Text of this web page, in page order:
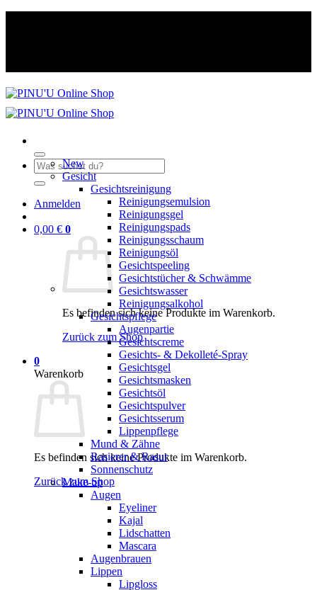
Suche
nach:
Anmelden
0,00 € 0
Es befinden sich keine Produkte im Warenkorb.
Zurück zum Shop
0
Warenkorb
Es befinden sich keine Produkte im Warenkorb.
Zurück zum Shop
New
Gesicht
Gesichtsreinigung
Reinigungsemulsion
Reinigungsgel
Reinigungspads
Reinigungsschaum
Reinigungsöl
Gesichtspeeling
Gesichtstücher & Schwämme
Gesichtswasser
Reinigungsalkohol
Gesichtspflege
Augenpartie
Gesichtscreme
Gesichts- & Dekolleté-Spray
Gesichtsgel
Gesichtsmasken
Gesichtsöl
Gesichtspulver
Gesichtsserum
Lippenpflege
Mund & Zähne
Rasierer & Rasur
Sonnenschutz
Make-up
Augen
Eyeliner
Kajal
Lidschatten
Mascara
Augenbrauen
Lippen
Lipgloss